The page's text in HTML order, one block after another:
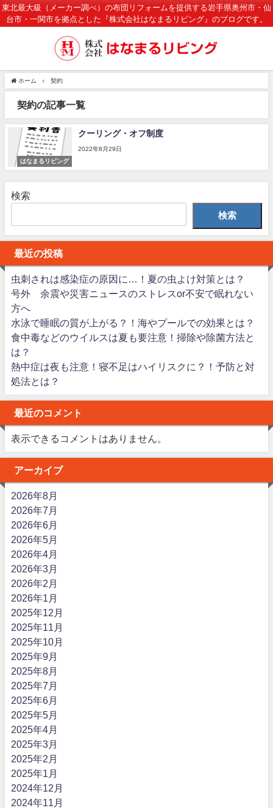
東北最大級（メーカー調べ）の布団リフォームを提供する岩手県奥州市・仙
台市・一関市を拠点とした『株式会社はなまるリビング』のブログです。
ホーム 契約
契約の記事一覧
はなまるリビング
クーリング・オフ制度
2022年8月29日
検索
検索
最近の投稿
虫刺されは感染症の原因に…！夏の虫よけ対策とは？
号外 余震や災害ニュースのストレスor不安で眠れない
方へ
水泳で睡眠の質が上がる？！海やプールでの効果とは？
食中毒などのウイルスは夏も要注意！掃除や除菌方法と
は？
熱中症は夜も注意！寝不足はハイリスクに？！予防と対
処法とは？
最近のコメント
表示できるコメントはありません。
アーカイブ
2026年8月
2026年7月
2026年6月
2026年5月
2026年4月
2026年3月
2026年2月
2026年1月
2025年12月
2025年11月
2025年10月
2025年9月
2025年8月
2025年7月
2025年6月
2025年5月
2025年4月
2025年3月
2025年2月
2025年1月
2024年12月
2024年11月